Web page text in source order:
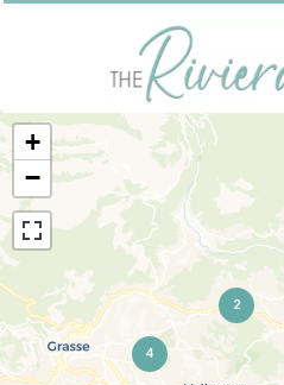
2
4
+
−